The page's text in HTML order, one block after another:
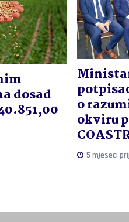
dosad o
okviru
5 mjeseci